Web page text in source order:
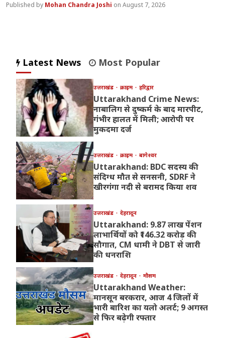
Mohan Chandra Joshi August 7, 2026
Latest News Most Popular
उत्तराखंड क्राइम हरिद्वार
Uttarakhand Crime News:
नाबालिग से दुष्कर्म के बाद मारपीट,
गंभीर हालत में मिली; आरोपी पर
मुकदमा दर्ज
उत्तराखंड क्राइम बागेश्वर
Uttarakhand: BDC सदस्य की
संदिग्ध मौत से सनसनी, SDRF ने
खीरगंगा नदी से बरामद किया शव
उत्तराखंड देहरादून
Uttarakhand: 9.87 लाख पेंशन
लाभार्थियों को ₹146.32 करोड़ की
सौगात, CM धामी ने DBT से जारी
की धनराशि
उत्तराखंड देहरादून मौसम
Uttarakhand Weather:
मानसून बरकरार, आज 4 जिलों में
भारी बारिश का यलो अलर्ट; 9 अगस्त
से फिर बढ़ेगी रफ्तार